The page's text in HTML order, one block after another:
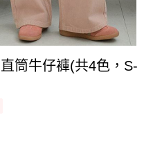
筒牛仔褲(共4色，S-